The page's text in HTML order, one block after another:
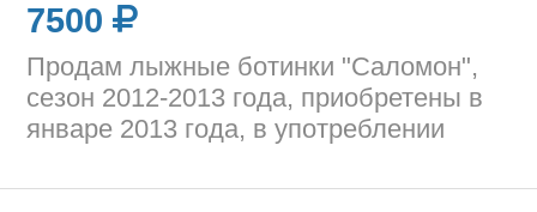
7500
Продам лыжные ботинки "Саломон",
сезон 2012-2013 года, приобретены в
январе 2013 года, в употреблении